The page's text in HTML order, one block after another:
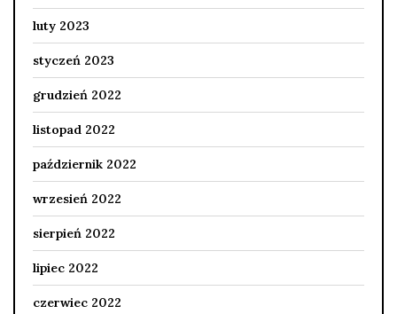
luty 2023
styczeń 2023
grudzień 2022
listopad 2022
październik 2022
wrzesień 2022
sierpień 2022
lipiec 2022
czerwiec 2022